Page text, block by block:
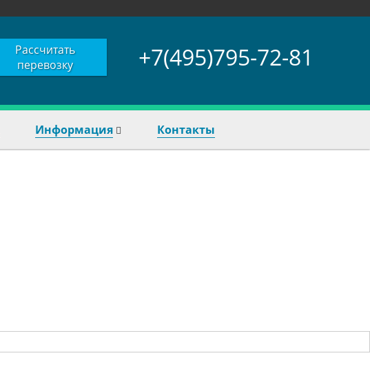
Рассчитать
перевозку
+7(495)795-72-81
Информация Контакты